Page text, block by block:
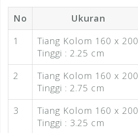
No Ukuran
1
Tiang Kolom 160 x 200
Tinggi : 2.25 cm
2
Tiang Kolom 160 x 200
Tinggi : 2.75 cm
3
Tiang Kolom 160 x 200
Tinggi : 3.25 cm